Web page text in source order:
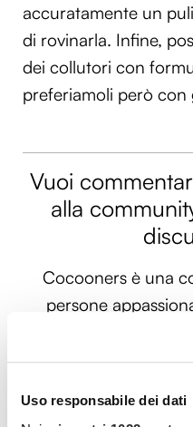
Uso responsabile dei dati
accuratamente un
di rovinarla. Infine,
dei collutori con
preferiamoli però con
Vuoi
alla
Cocooners è una
persone
gratitudine nei
loro esperienze di